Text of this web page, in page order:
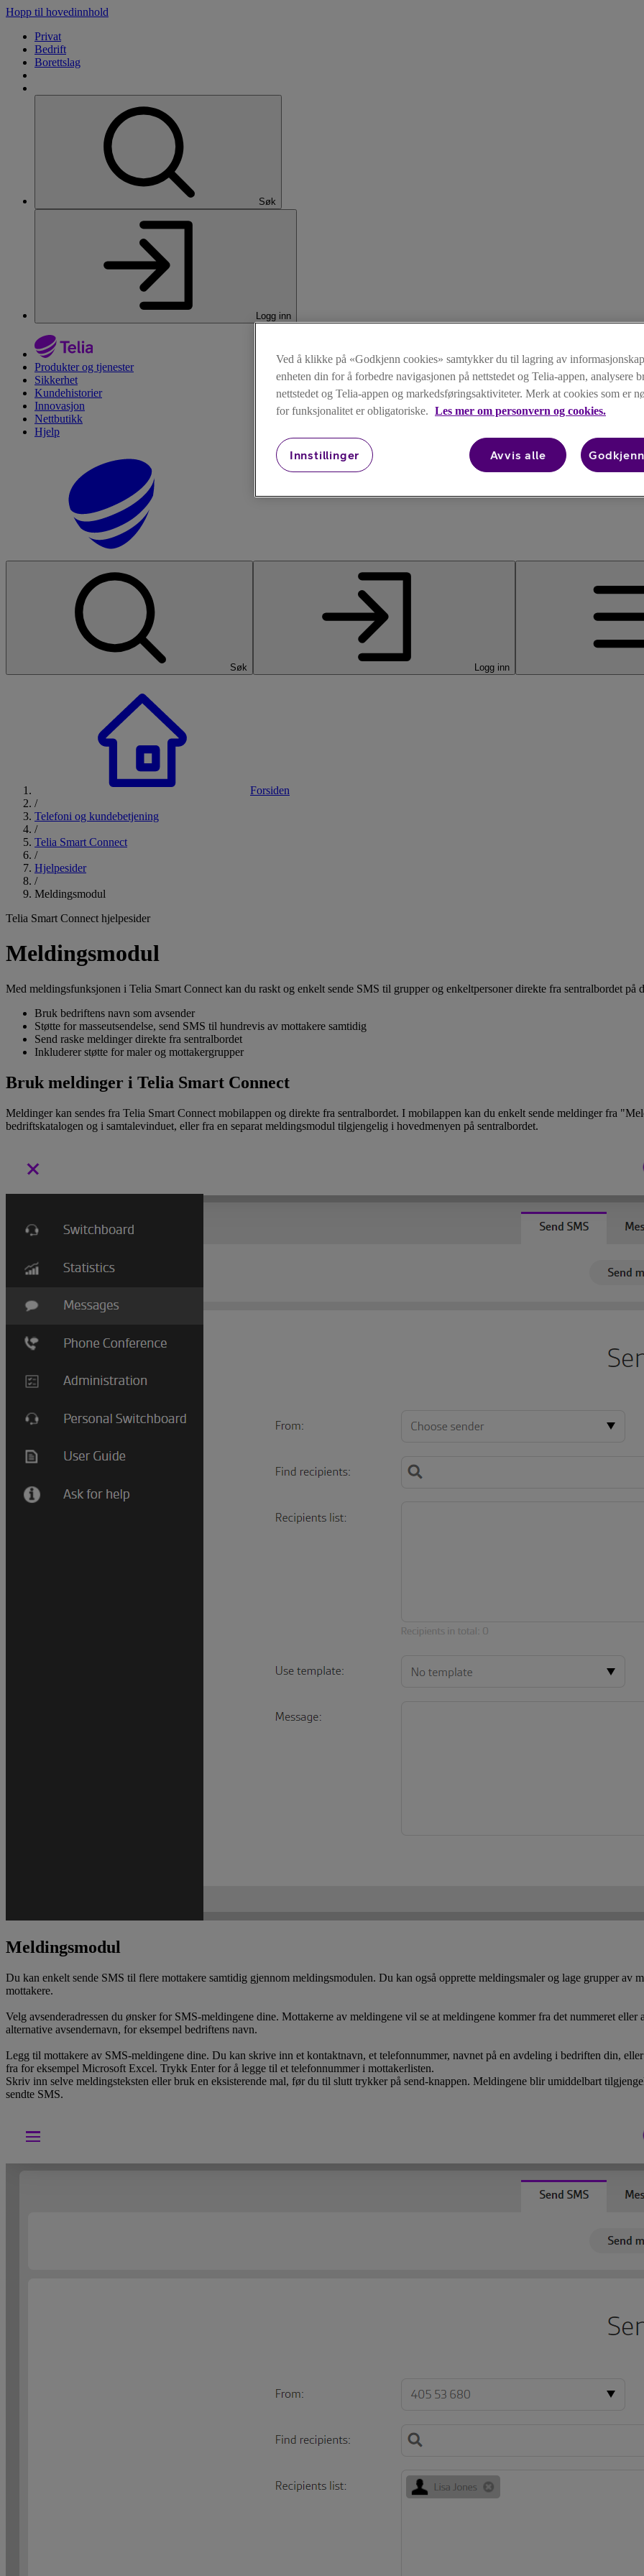
Hopp til hovedinnhold
Privat
Bedrift
Borettslag
Søk
Logg inn
Produkter og tjenester
Sikkerhet
Kundehistorier
Innovasjon
Nettbutikk
Hjelp
Søk Logg inn
Forsiden
/
Telefoni og kundebetjening
/
Telia Smart Connect
/
Hjelpesider
/
Meldingsmodul
Telia Smart Connect hjelpesider
Meldingsmodul
Med meldingsfunksjonen i Telia Smart Connect kan du raskt og enkelt sende SMS til grupper og enkeltpersoner direkte fra sentralbordet på
Bruk bedriftens navn som avsender
Støtte for masseutsendelse, send SMS til hundrevis av mottakere samtidig
Send raske meldinger direkte fra sentralbordet
Inkluderer støtte for maler og mottakergrupper
Bruk meldinger i Telia Smart Connect
Meldinger kan sendes fra Telia Smart Connect mobilappen og direkte fra sentralbordet. I mobilappen kan du enkelt sende meldinger fra
bedriftskatalogen og i samtalevinduet, eller fra en separat meldingsmodul tilgjengelig i hovedmenyen på sentralbordet.
Meldingsmodul
Du kan enkelt sende SMS til flere mottakere samtidig gjennom meldingsmodulen. Du kan også opprette meldingsmaler og lage grupper av
mottakere.
Velg avsenderadressen du ønsker for SMS-meldingene dine. Mottakerne av meldingene vil se at meldingene kommer fra det nummeret
alternative avsendernavn, for eksempel bedriftens navn.
Legg til mottakere av SMS-meldingene dine. Du kan skrive inn et kontaktnavn, et telefonnummer, navnet på en avdeling i bedriften din,
fra for eksempel Microsoft Excel. Trykk Enter for å legge til et telefonnummer i mottakerlisten.
Skriv inn selve meldingsteksten eller bruk en eksisterende mal, før du til slutt trykker på send-knappen. Meldingene blir umiddelbart
sendte SMS.
Ved å klikke på «Godkjenn cookies» samtykker du til lagring av
enheten din for å forbedre navigasjonen på nettstedet og Telia-appen, analysere
nettstedet og Telia-appen og markedsføringsaktiviteter. Merk at cookies som er
for funksjonalitet er obligatoriske. Les mer om personvern og cookies.
Innstillinger Avvis alle